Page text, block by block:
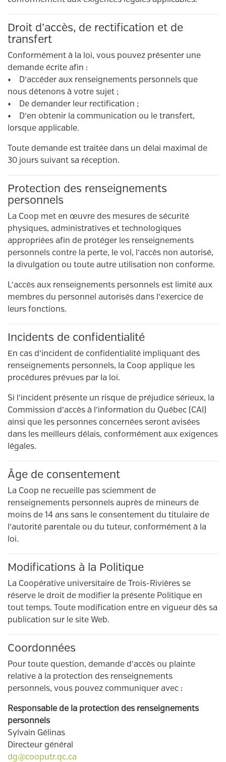
Droit d’accès, de rectification et de
transfert
Conformément à la loi, vous pouvez présenter une
demande écrite afin :
• D’accéder aux renseignements personnels que
nous détenons à votre sujet ;
• De demander leur rectification ;
• D’en obtenir la communication ou le transfert,
lorsque applicable.
Toute demande est traitée dans un délai maximal de
30 jours suivant sa réception.
Protection des renseignements
personnels
La Coop met en œuvre des mesures de sécurité
physiques, administratives et technologiques
appropriées afin de protéger les renseignements
personnels contre la perte, le vol, l’accès non autorisé,
la divulgation ou toute autre utilisation non conforme.
L’accès aux renseignements personnels est limité aux
membres du personnel autorisés dans l’exercice de
leurs fonctions.
Incidents de confidentialité
En cas d’incident de confidentialité impliquant des
renseignements personnels, la Coop applique les
procédures prévues par la loi.
Si l’incident présente un risque de préjudice sérieux, la
Commission d’accès à l’information du Québec (CAI)
ainsi que les personnes concernées seront avisées
dans les meilleurs délais, conformément aux exigences
légales.
Âge de consentement
La Coop ne recueille pas sciemment de
renseignements personnels auprès de mineurs de
moins de 14 ans sans le consentement du titulaire de
l’autorité parentale ou du tuteur, conformément à la
loi.
Modifications à la Politique
La Coopérative universitaire de Trois-Rivières se
réserve le droit de modifier la présente Politique en
tout temps. Toute modification entre en vigueur dès sa
publication sur le site Web.
Coordonnées
Pour toute question, demande d’accès ou plainte
relative à la protection des renseignements
personnels, vous pouvez communiquer avec :
Responsable de la protection des renseignements
personnels
Sylvain Gélinas
Directeur général
dg@cooputr.qc.ca